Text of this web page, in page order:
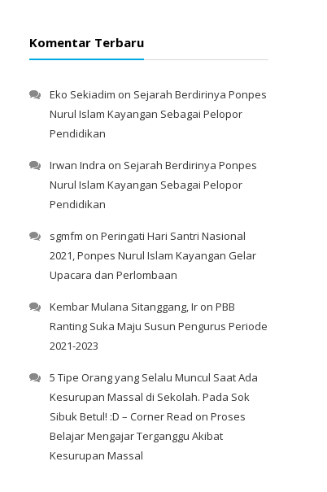
Komentar Terbaru
Eko Sekiadim on Sejarah Berdirinya Ponpes
Nurul Islam Kayangan Sebagai Pelopor
Pendidikan
Irwan Indra on Sejarah Berdirinya Ponpes
Nurul Islam Kayangan Sebagai Pelopor
Pendidikan
sgmfm on Peringati Hari Santri Nasional
2021, Ponpes Nurul Islam Kayangan Gelar
Upacara dan Perlombaan
Kembar Mulana Sitanggang, Ir on PBB
Ranting Suka Maju Susun Pengurus Periode
2021-2023
5 Tipe Orang yang Selalu Muncul Saat Ada
Kesurupan Massal di Sekolah. Pada Sok
Sibuk Betul! :D – Corner Read on Proses
Belajar Mengajar Terganggu Akibat
Kesurupan Massal